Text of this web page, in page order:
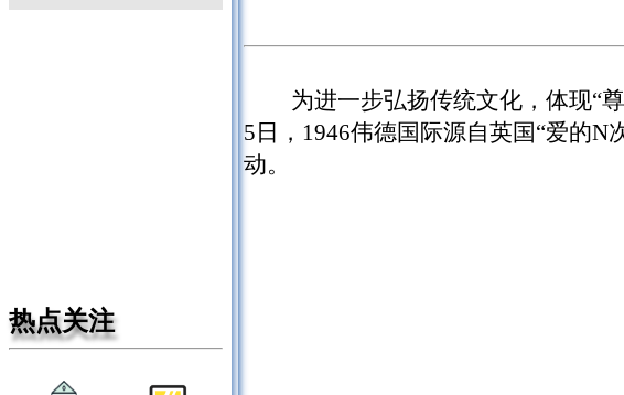
热点关注
为进一步弘扬传统文化，体现“
5日，1946伟德国际源自英国“爱的N
动。